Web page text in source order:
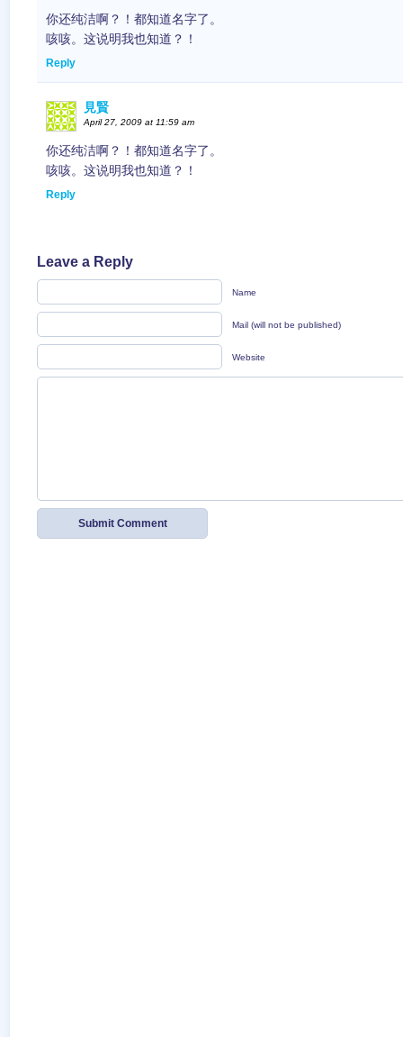
你还纯洁啊？！都知道名字了。
咳咳。这说明我也知道？！
Reply
見賢
April 27, 2009 at 11:59 am
你还纯洁啊？！都知道名字了。
咳咳。这说明我也知道？！
Reply
Leave a Reply
Name
Mail (will not be published)
Website